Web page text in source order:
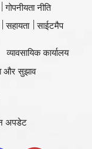
गोपनीयता नीति
सहायता साईटमैप
व्यावसायिक कार्यालय
और सुझाव
अपडेट